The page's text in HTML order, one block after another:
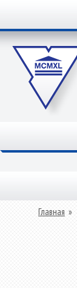
Главная »